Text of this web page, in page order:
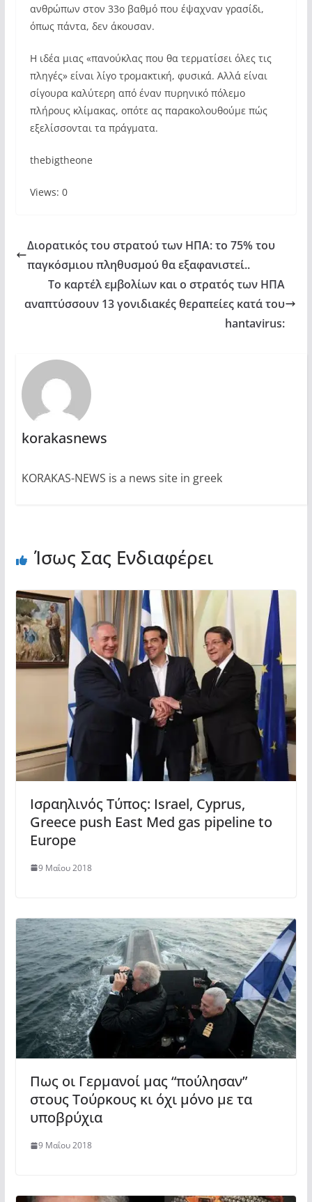
ανθρώπων στον 33ο βαθμό που έψαχναν γρασίδι,
όπως πάντα, δεν άκουσαν.
Η ιδέα μιας «πανούκλας που θα τερματίσει όλες τις
πληγές» είναι λίγο τρομακτική, φυσικά. Αλλά είναι
σίγουρα καλύτερη από έναν πυρηνικό πόλεμο
πλήρους κλίμακας, οπότε ας παρακολουθούμε πώς
εξελίσσονται τα πράγματα.
thebigtheone
Views: 0
Διορατικός του στρατού των ΗΠΑ: το 75% του
παγκόσμιου πληθυσμού θα εξαφανιστεί..
Το καρτέλ εμβολίων και ο στρατός των ΗΠΑ
αναπτύσσουν 13 γονιδιακές θεραπείες κατά του
hantavirus:
korakasnews
KORAKAS-NEWS is a news site in greek
Ίσως Σας Ενδιαφέρει
Ισραηλινός Τύπος: Israel, Cyprus,
Greece push East Med gas pipeline to
Europe
9 Μαΐου 2018
Πως οι Γερμανοί μας “πούλησαν”
στους Τούρκους κι όχι μόνο με τα
υποβρύχια
9 Μαΐου 2018